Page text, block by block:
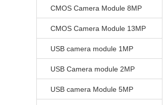
CMOS Camera Module 8MP
CMOS Camera Module 13MP
USB camera module 1MP
USB Camera module 2MP
USB camera Module 5MP